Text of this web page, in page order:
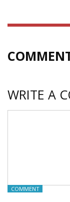
WRITE A
COMMENT